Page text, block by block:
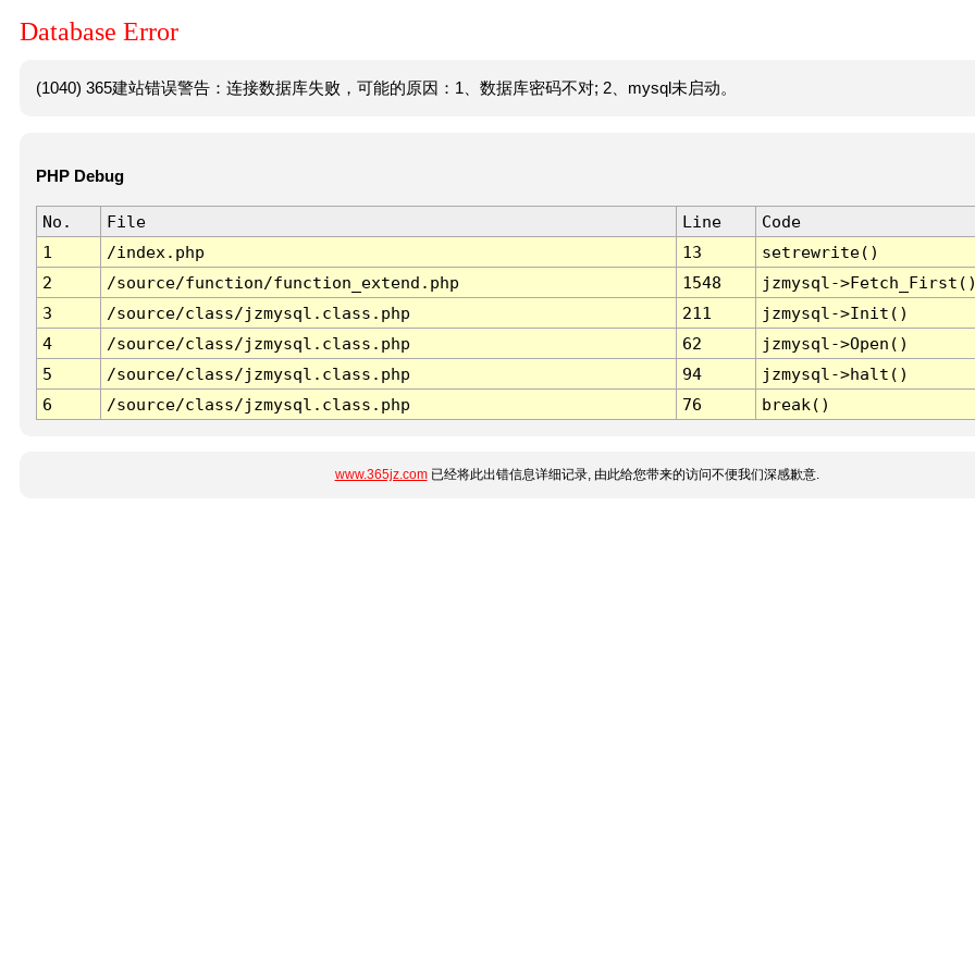
Database Error
(1040) 365建站错误警告：连接数据库失败，可能的原因：1、数据库密码不对; 2、mysql未启动。
PHP Debug
No. File Line
Code
1
/index.php 13
setrewrite()
2
/source/function/function_extend.php 1548
jzmysql-
3
/source/class/jzmysql.class.php 211
jzmysql->Init()
4
/source/class/jzmysql.class.php 62
jzmysql->Open()
5
/source/class/jzmysql.class.php 94
jzmysql->halt()
6
/source/class/jzmysql.class.php 76 break()
www.365jz.com已经将此出错信息详细记录, 由此给您带来的访问不便我们深感歉意.